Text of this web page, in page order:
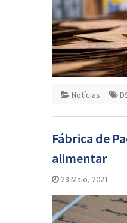
Notícias
Fábrica de
alimentar
28 Maio, 2021